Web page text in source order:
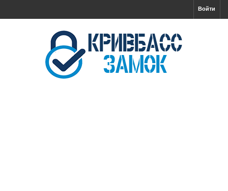
Войти